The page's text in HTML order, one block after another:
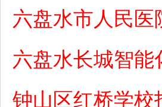
六盘水市人民医
六盘水长城智
钟山区红桥学校